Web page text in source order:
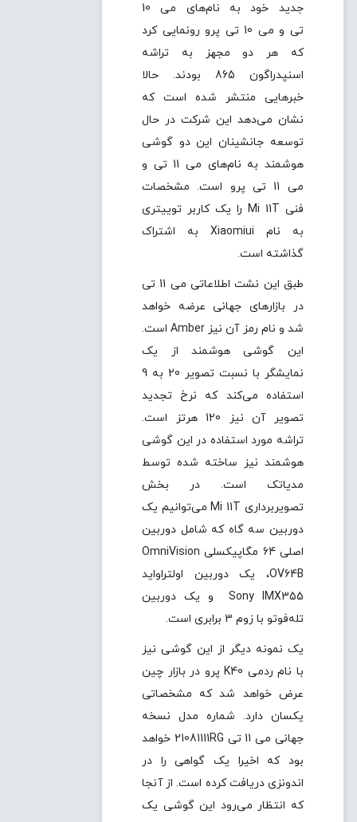
جدید خود به نام‌های می 10
تی و می 10 تی پرو رونمایی کرد
که هر دو مجهز به تراشه
اسنپدراگون 865 بودند. حالا
خبرهایی منتشر شده است که
نشان می‌دهد این شرکت در حال
توسعه جانشینان این دو گوشی
هوشمند به نام‌های می 11 تی و
می 11 تی پرو است. مشخصات
فنی Mi 11T را یک کاربر توییتری
به نام Xiaomiui به اشتراک
گذاشته است.
طبق این نشت اطلاعاتی می 11 تی
در بازارهای جهانی عرضه خواهد
شد و نام رمز آن نیز Amber است.
این گوشی هوشمند از یک
نمایشگر با نسبت تصویر 20 به 9
استفاده می‌کند که نرخ تجدید
تصویر آن نیز 120 هرتز است.
تراشه مورد استفاده در این گوشی
هوشمند نیز ساخته شده توسط
مدیاتک است. در بخش
تصویربرداری Mi 11T می‌توانیم یک
دوربین سه گاه که شامل دوربین
اصلی 64 مگاپیکسلی OmniVision
OV64B، یک دوربین اولتراواید
Sony IMX355 و یک دوربین
تله‌فوتو با زوم 3 برابری است.
یک نمونه دیگر از این گوشی نیز
با نام ردمی K40 پرو در بازار چین
عرض خواهد شد که مشخصاتی
یکسان دارد. شماره مدل نسخه
جهانی می 11 تی 21081111RG خواهد
بود که اخیرا یک گواهی را در
اندونزی دریافت کرده است. از آنجا
که انتظار می‌رود این گوشی یک